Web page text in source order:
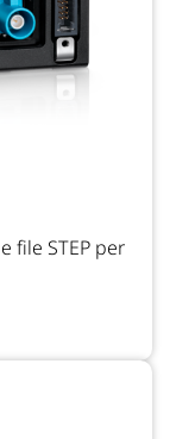
file STEP per